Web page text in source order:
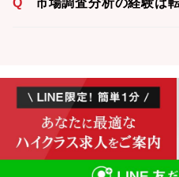
Q 市場調査分析の経験は